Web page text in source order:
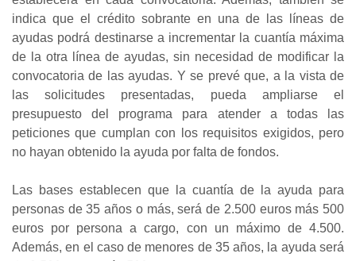
indica que el crédito sobrante en una de las líneas de
ayudas podrá destinarse a incrementar la cuantía máxima
de la otra línea de ayudas, sin necesidad de modificar la
convocatoria de las ayudas. Y se prevé que, a la vista de
las solicitudes presentadas, pueda ampliarse el
presupuesto del programa para atender a todas las
peticiones que cumplan con los requisitos exigidos, pero
no hayan obtenido la ayuda por falta de fondos.
Las bases establecen que la cuantía de la ayuda para
personas de 35 años o más, será de 2.500 euros más 500
euros por persona a cargo, con un máximo de 4.500.
Además, en el caso de menores de 35 años, la ayuda será